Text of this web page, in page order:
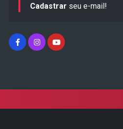
Cadastrar seu e-mail!